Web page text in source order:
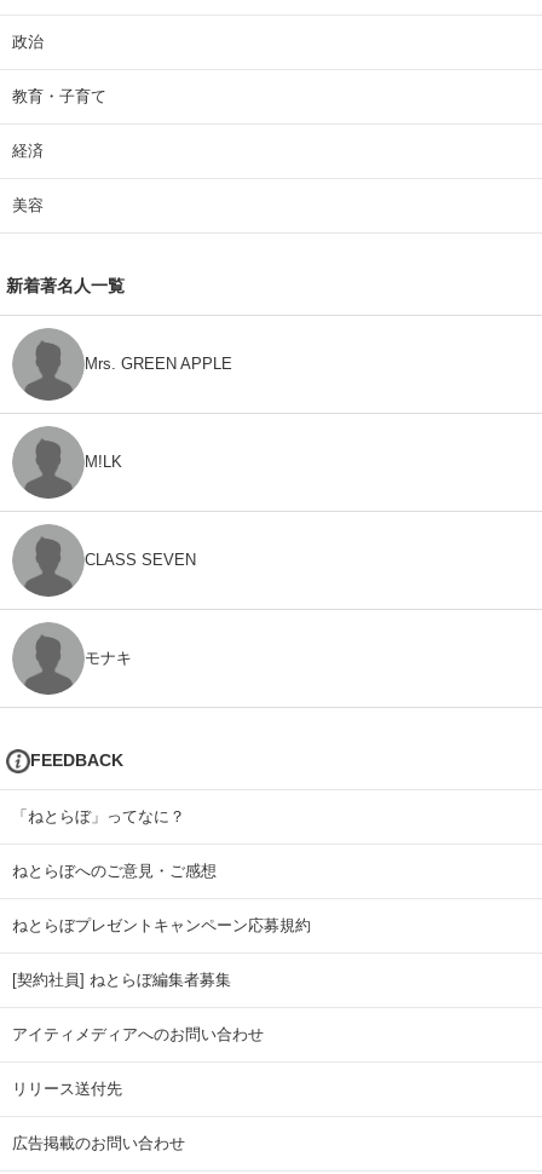
政治
教育・子育て
経済
美容
新着著名人一覧
Mrs. GREEN APPLE
M!LK
CLASS SEVEN
モナキ
FEEDBACK
「ねとらぼ」ってなに？
ねとらぼへのご意見・ご感想
ねとらぼプレゼントキャンペーン応募規約
[契約社員] ねとらぼ編集者募集
アイティメディアへのお問い合わせ
リリース送付先
広告掲載のお問い合わせ